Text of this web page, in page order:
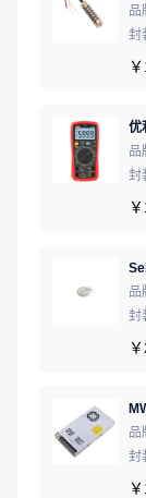
品
封
￥
品
封
￥
品
封
￥
品
封
￥